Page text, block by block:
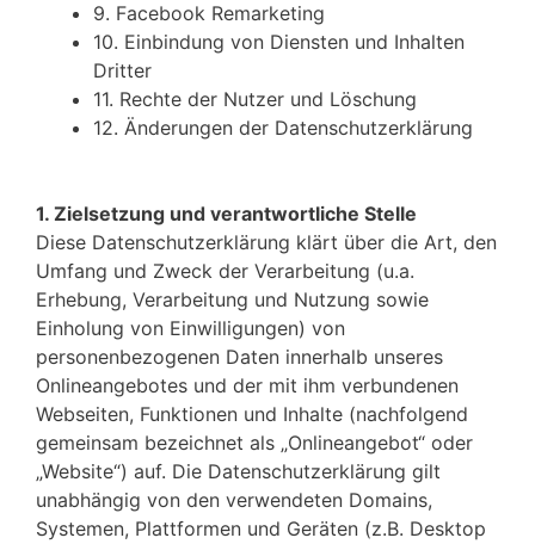
9. Facebook Remarketing
10. Einbindung von Diensten und Inhalten
Dritter
11. Rechte der Nutzer und Löschung
12. Änderungen der Datenschutzerklärung
1. Zielsetzung und verantwortliche Stelle
Diese Datenschutzerklärung klärt über die Art, den
Umfang und Zweck der Verarbeitung (u.a.
Erhebung, Verarbeitung und Nutzung sowie
Einholung von Einwilligungen) von
personenbezogenen Daten innerhalb unseres
Onlineangebotes und der mit ihm verbundenen
Webseiten, Funktionen und Inhalte (nachfolgend
gemeinsam bezeichnet als „Onlineangebot“ oder
„Website“) auf. Die Datenschutzerklärung gilt
unabhängig von den verwendeten Domains,
Systemen, Plattformen und Geräten (z.B. Desktop